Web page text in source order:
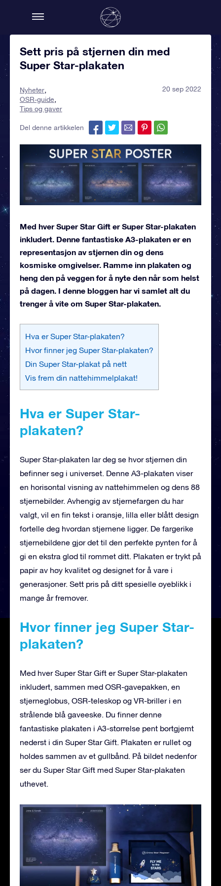
Sett pris på stjernen din med
Super Star-plakaten
Nyheter
OSR-guide
Tips og gaver
20 sep 2022
Del denne artikkelen
Med hver Super Star Gift er Super Star-plakaten
inkludert. Denne fantastiske A3-plakaten er en
representasjon av stjernen din og dens
kosmiske omgivelser. Ramme inn plakaten og
heng den på veggen for å nyte den når som helst
på dagen. I denne bloggen har vi samlet alt du
trenger å vite om Super Star-plakaten.
Hva er Super Star-plakaten?
Hvor finner jeg Super Star-plakaten?
Din Super Star-plakat på nett
Vis frem din nattehimmelplakat!
Hva er Super Star-
plakaten?
Super Star-plakaten lar deg se hvor stjernen din
befinner seg i universet. Denne A3-plakaten viser
en horisontal visning av nattehimmelen og dens 88
stjernebilder. Avhengig av stjernefargen du har
valgt, vil en fin tekst i oransje, lilla eller blått design
fortelle deg hvordan stjernene ligger. De fargerike
stjernebildene gjør det til den perfekte pynten for å
gi en ekstra glød til rommet ditt. Plakaten er trykt på
papir av høy kvalitet og designet for å vare i
generasjoner. Sett pris på ditt spesielle øyeblikk i
mange år fremover.
Hvor finner jeg Super Star-
plakaten?
Med hver Super Star Gift er Super Star-plakaten
inkludert, sammen med OSR-gavepakken, en
stjerneglobus, OSR-teleskop og VR-briller i en
strålende blå gaveeske. Du finner denne
fantastiske plakaten i A3-størrelse pent bortgjemt
nederst i din Super Star Gift. Plakaten er rullet og
holdes sammen av et gullbånd. På bildet nedenfor
ser du Super Star Gift med Super Star-plakaten
uthevet.